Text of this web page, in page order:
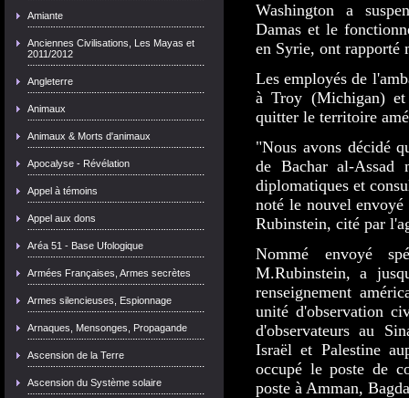
Amiante
Anciennes Civilisations, Les Mayas et
2011/2012
Angleterre
Animaux
Animaux & Morts d'animaux
Apocalyse - Révélation
Appel à témoins
Appel aux dons
Aréa 51 - Base Ufologique
Armées Françaises, Armes secrètes
Armes silencieuses, Espionnage
Arnaques, Mensonges, Propagande
Ascension de la Terre
Ascension du Système solaire
Washington a
Damas et le
en Syrie, ont rapporté
Les employés de
à Troy (Michigan) et
quitter le territoire
"Nous avons décidé
de Bachar al-Assad
diplomatiques et
noté le nouvel
Rubinstein, cité par
Nommé envoyé
M.Rubinstein, a
renseignement
unité d'observation
d'observateurs au
Israël et Palestine
occupé le poste de
poste à Amman,